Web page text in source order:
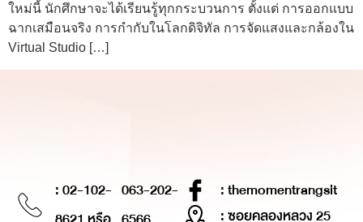
ใหม่นี้ นักศึกษาจะได้เรียนรู้ทุกกระบวนการ ตั้งแต่ การออกแบบ
ฉากเสมือนจริง การกำกับในโลกดิจิทัล การจัดแสงและกล้องใน
Virtual Studio […]
: 02-102- 063-202-
: themomentrangsit
: ซอยคลองหลวง 25